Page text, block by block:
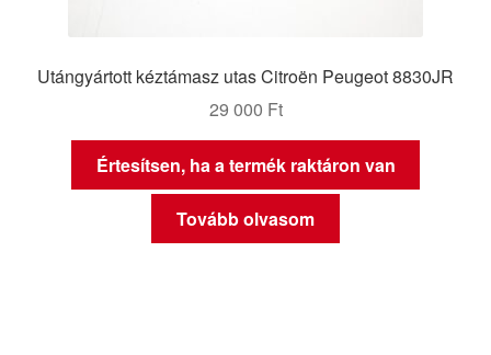
Utángyártott kéztámasz utas Citroën Peugeot 8830JR
29 000 Ft
Értesítsen, ha a termék raktáron van
Tovább olvasom